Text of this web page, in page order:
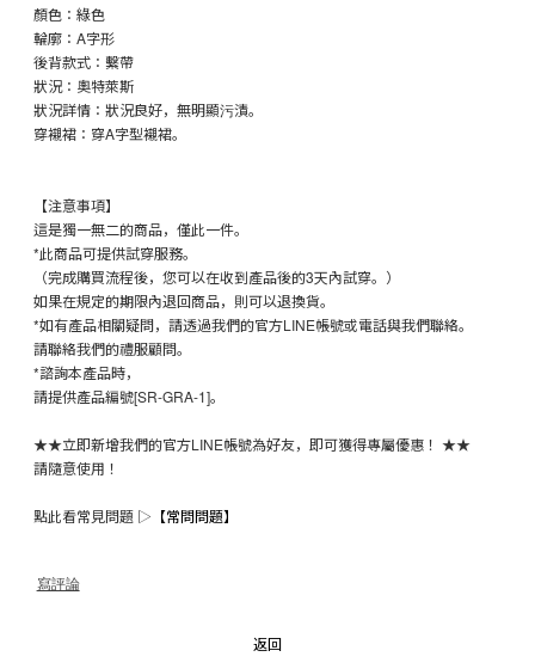
顏色：綠色
輪廓：A字形
後背款式：繫帶
狀況：奧特萊斯
狀況詳情：狀況良好，無明顯污漬。
穿襯裙：穿A字型襯裙。
【注意事項】
這是獨一無二的商品，僅此一件。
*此商品可提供試穿服務。
（完成購買流程後，您可以在收到產品後的3天內試穿。）
如果在規定的期限內退回商品，則可以退換貨。
*如有產品相關疑問，請透過我們的官方LINE帳號或電話與我們聯絡。
請聯絡我們的禮服顧問。
*諮詢本產品時，
請提供產品編號[SR-GRA-1]。
★★立即新增我們的官方LINE帳號為好友，即可獲得專屬優惠！ ★★
請隨意使用！
點此看常見問題 ▷ 【常問問題】
寫評論
返回